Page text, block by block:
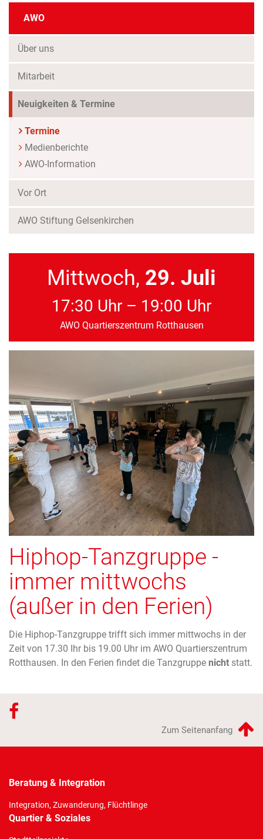
AWO
Über uns
Mitarbeit
Neuigkeiten & Termine
Termine
Medienberichte
AWO-Information
Vor Ort
AWO Stiftung Gelsenkirchen
Mittwoch, 29. Juli
17:30 Uhr – 19:00 Uhr
AWO Quartierszentrum Rotthausen
Hiphop-Tanzgruppe -
immer mittwochs
(außer in den Ferien)
Die Hiphop-Tanzgruppe trifft sich immer mittwochs in der
Zeit von 17.30 Ihr bis 19.00 Uhr im AWO Quartierszentrum
Rotthausen. In den Ferien findet die Tanzgruppe nicht statt.
Zum Seitenanfang
Beratung & Integration
Integration, Zuwanderung, Flüchtlinge
Quartier & Soziales